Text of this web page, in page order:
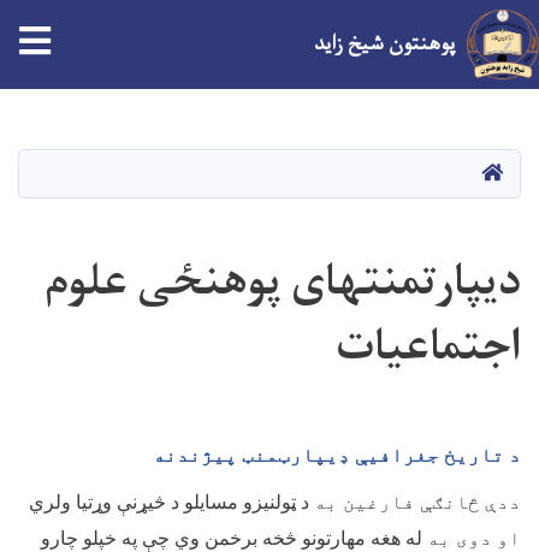
content
پوهنتون شیخ زاید
صفحه اصلی
دیپارتمنتهای پوهنځی علوم
اجتماعیات
د تاريخ جغرافيې ډيپارټمنټ پيژندنه
ددې څانګې فارغين به د ټولنيزو مسايلو د څيړنې وړتيا ولري
او دوی به له هغه مهارتونو څخه برخمن وي چې په خپلو چارو